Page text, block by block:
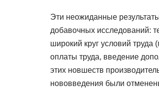
Эти неожиданные
добавочных исследований:
широкий круг условий
оплаты труда, введение
этих новшеств
нововведения были